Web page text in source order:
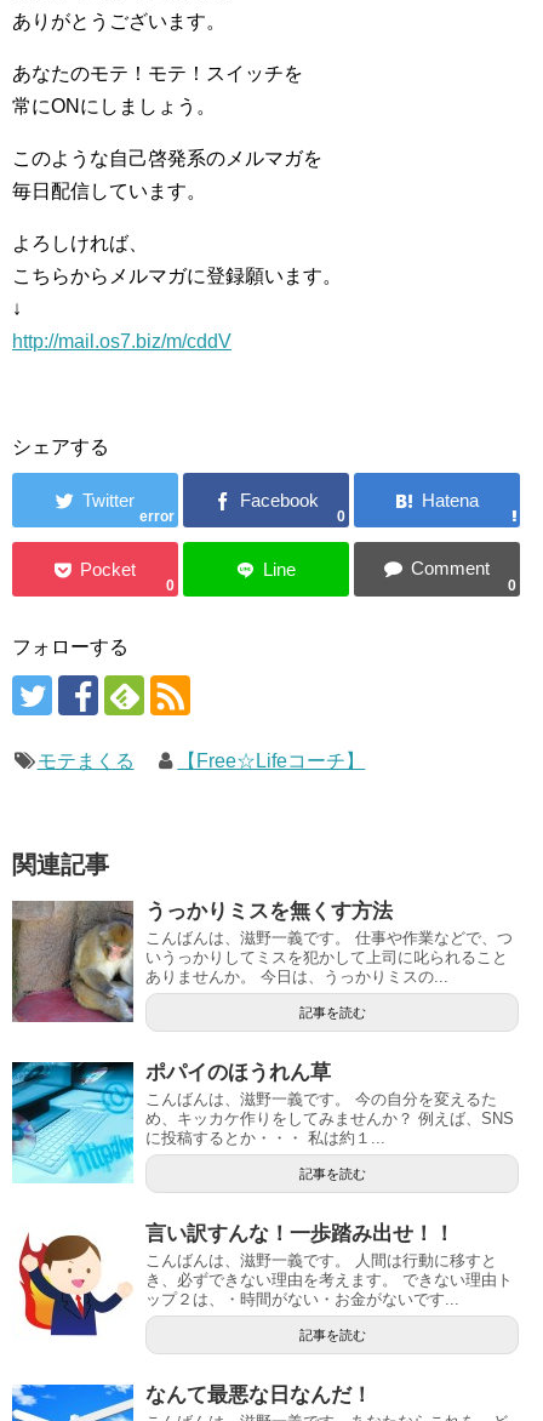
ありがとうございます。
あなたのモテ！モテ！スイッチを
常にONにしましょう。
このような自己啓発系のメルマガを
毎日配信しています。
よろしければ、
こちらからメルマガに登録願います。
↓
http://mail.os7.biz/m/cddV
シェアする
error 0
0 0
フォローする
モテまくる 【Free☆Lifeコーチ】
関連記事
うっかりミスを無くす方法
こんばんは、滋野一義です。 仕事や作業などで、つ
いうっかりしてミスを犯かして上司に叱られること
ありませんか。 今日は、うっかりミスの...
記事を読む
ポパイのほうれん草
こんばんは、滋野一義です。 今の自分を変えるた
め、キッカケ作りをしてみませんか？ 例えば、SNS
に投稿するとか・・・ 私は約１...
記事を読む
言い訳すんな！一歩踏み出せ！！
こんばんは、滋野一義です。 人間は行動に移すと
き、必ずできない理由を考えます。 できない理由ト
ップ２は、・時間がない・お金がないです...
記事を読む
なんて最悪な日なんだ！